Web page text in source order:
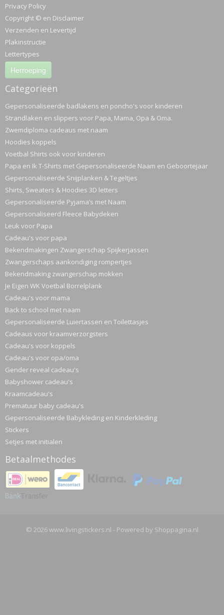
Privacy Policy
Copyright © en Disclaimer
Verzenden en Levertijd
Plakinstructie
Lettertypes
Herroeping
Categorieën
Gepersonaliseerde badlakens en poncho's voor kinderen
Strandlaken en slippers voor Papa, Mama, Opa & Oma.
Zwemdiploma cadeaus met naam
Hoodies koppels
Voetbal Shirts ook voor kinderen
Papa en Ik T-Shirts met Gepersonaliseerde Naam en Geboortejaar
Gepersonaliseerde Snijplanken & Tegeltjes
Shirts, Sweaters & Hoodies 3D letters
Gepersonaliseerde Pyjama’s met Naam
Gepersonaliseerd Fleece Babydeken
Leuk voor Papa
Cadeau's voor papa
Bekendmakingen Zwangerschap Spijkerjassen
Zwangerschaps aankondiging rompertjes
Bekendmaking zwangerschap mokken
Je Eigen WK Voetbal Borrelplank
Cadeau's voor mama
Back to school met naam
Gepersonaliseerde Luiertassen en Toilettasjes
Cadeaus voor kraamverzorgsters
Cadeau's voor koppels
Cadeau's voor opa/oma
Gender reveal cadeau's
Babyshower cadeau's
Kraamcadeau's
Prematuur baby cadeau's
Gepersonaliseerde Babykleding en Kinderkleding
Stickers
Setjes met initialen
Betaalmethodes
© 2026 www.livingstickers.nl - Powered by Shoppagina.nl